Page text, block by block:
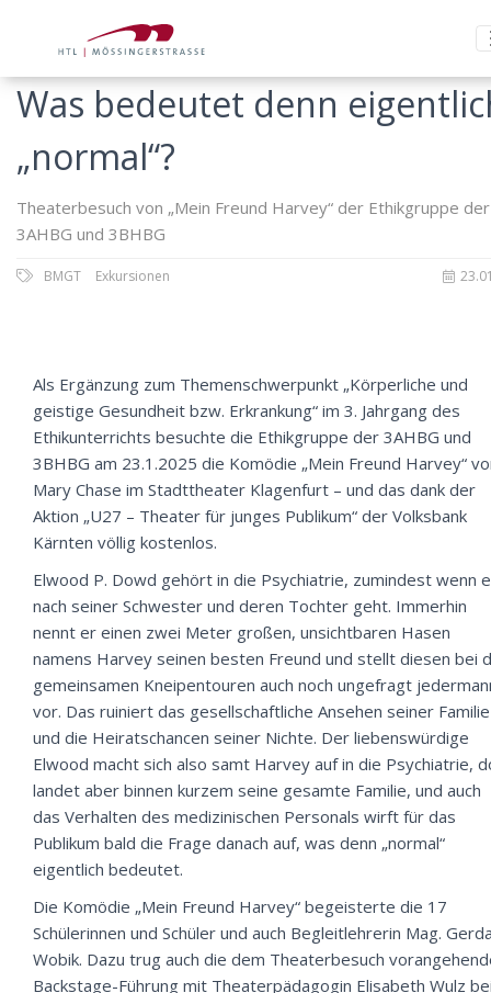
Was bedeutet denn
„normal“?
Theaterbesuch von „Mein Freund Harvey“ der Ethikgruppe der
3AHBG und 3BHBG
BMGT Exkursionen
Als Ergänzung zum Themenschwerpunkt „Körperliche und
geistige Gesundheit bzw. Erkrankung“ im 3. Jahrgang des
Ethikunterrichts besuchte die Ethikgruppe der 3AHBG und
3BHBG am 23.1.2025 die Komödie „Mein Freund Harvey“
Mary Chase im Stadttheater Klagenfurt – und das dank der
Aktion „U27 – Theater für junges Publikum“ der Volksbank
Kärnten völlig kostenlos.
Elwood P. Dowd gehört in die Psychiatrie, zumindest wenn
nach seiner Schwester und deren Tochter geht. Immerhin
nennt er einen zwei Meter großen, unsichtbaren Hasen
namens Harvey seinen besten Freund und stellt diesen bei
gemeinsamen Kneipentouren auch noch ungefragt
vor. Das ruiniert das gesellschaftliche Ansehen seiner Familie
und die Heiratschancen seiner Nichte. Der liebenswürdige
Elwood macht sich also samt Harvey auf in die Psychiatrie,
landet aber binnen kurzem seine gesamte Familie, und auch
das Verhalten des medizinischen Personals wirft für das
Publikum bald die Frage danach auf, was denn „normal“
eigentlich bedeutet.
Die Komödie „Mein Freund Harvey“ begeisterte die 17
Schülerinnen und Schüler und auch Begleitlehrerin Mag.
Wobik. Dazu trug auch die dem Theaterbesuch
Backstage-Führung mit Theaterpädagogin Elisabeth Wulz